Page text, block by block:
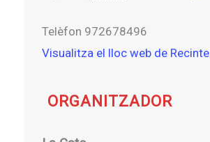
Telèfon 972678496
Visualitza el lloc web de Recinte
ORGANITZADOR